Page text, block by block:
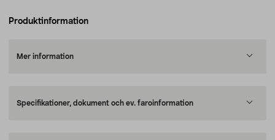
Produktinformation
Mer information
Specifikationer, dokument och ev. faroinformation